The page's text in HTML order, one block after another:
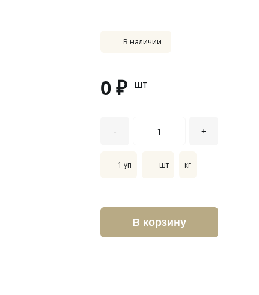
В наличии
0 ₽ шт
- +
1 уп шт кг
В корзину